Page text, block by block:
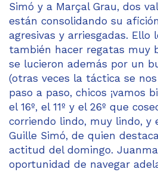
Simó y a Marçal Grau, dos
están consolidando su
agresivas y arriesgadas. Ello
también hacer regatas muy
se lucieron además por un
(otras veces la táctica se
paso a paso, chicos ¡vamos
el 16º, el 11º y el 26º que
corriendo lindo, muy lindo, y
Guille Simó, de quien
actitud del domingo.
oportunidad de navegar